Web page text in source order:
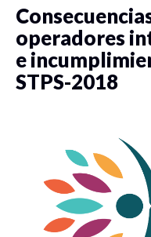
operadores
e
STPS-2018